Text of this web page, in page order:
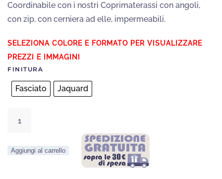
Coordinabile con i nostri Coprimaterassi con angoli,
con zip, con cerniera ad elle, impermeabili.
FINITURA
Fasciato Jaquard
quantità
Aggiungi al carrello